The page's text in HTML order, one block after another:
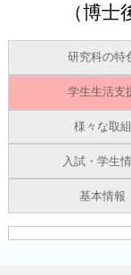
（博士
研究科の特
学生生活支
様々な取組
入試・学生
基本情報